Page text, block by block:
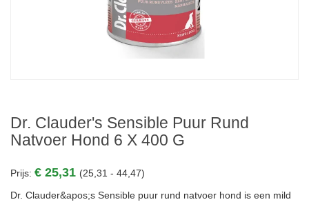
Dr. Clauder's Sensible Puur Rund
Natvoer Hond 6 X 400 G
Prijs: € 25,31 (25,31 - 44,47)
Dr. Clauder&apos;s Sensible puur rund natvoer hond is een mild